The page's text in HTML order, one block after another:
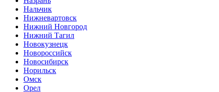
Нальчик
Нижневартовск
Нижний Новгород
Нижний Тагил
Новокузнецк
Новороссийск
Новосибирск
Норильск
Омск
Орел